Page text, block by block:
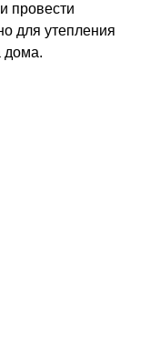
провести
для утепления
дома.